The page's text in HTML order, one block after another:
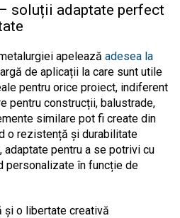
soluții adaptate perfect
apelează adesea la
de aplicații la care sunt utile
pentru orice proiect, indiferent
pentru construcții, balustrade,
similare pot fi create din
o rezistență și durabilitate
adaptate pentru a se potrivi cu
personalizate în funcție de
o libertate creativă